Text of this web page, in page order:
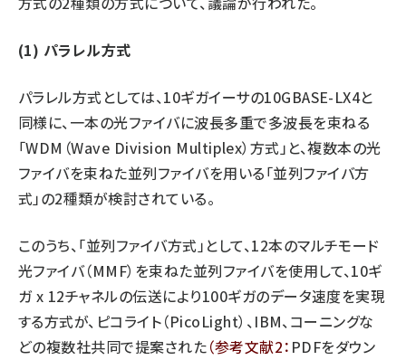
aitras (192)
(1) パラレル方式
パラレル方式としては、10ギガイーサの10GBASE-LX4と
同様に、一本の光ファイバに波長多重で多波長を束ねる
「WDM（Wave Division Multiplex）方式」と、複数本の光
ファイバを束ねた並列ファイバを用いる「並列ファイバ方
式」の2種類が検討されている。
このうち、「並列ファイバ方式」として、12本のマルチモード
光ファイバ（MMF）を束ねた並列ファイバを使用して、10ギ
ガ x 12チャネルの伝送により100ギガのデータ速度を実現
する方式が、ピコライト（PicoLight）、IBM、コーニングな
どの複数社共同で提案された（参考文献2： PDFをダウン